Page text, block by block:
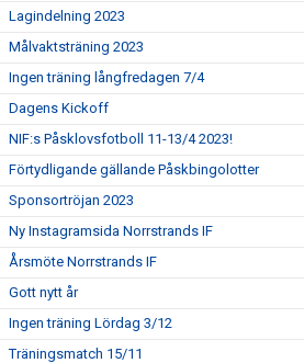
Lagindelning 2023
Målvaktsträning 2023
Ingen träning långfredagen 7/4
Dagens Kickoff
NIF:s Påsklovsfotboll 11-13/4 2023!
Förtydligande gällande Påskbingolotter
Sponsortröjan 2023
Ny Instagramsida Norrstrands IF
Årsmöte Norrstrands IF
Gott nytt år
Ingen träning Lördag 3/12
Träningsmatch 15/11